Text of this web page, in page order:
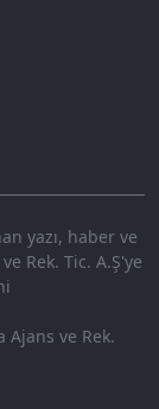
yazı, haber ve
Rek. Tic. A.Ş'ye
Ajans ve Rek.